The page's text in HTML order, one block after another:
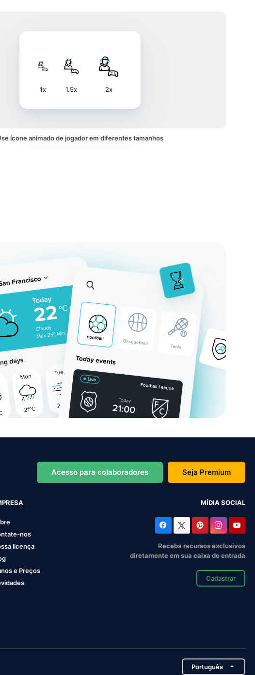
1x 1.5x 2x
ícone animado de jogador em diferentes tamanhos
Acesso para colaboradores Seja Premium
nos
licença
e Preços
MÍDIA SOCIAL
Receba recursos exclusivos
diretamente em sua caixa de entrada
Cadastrar
Português